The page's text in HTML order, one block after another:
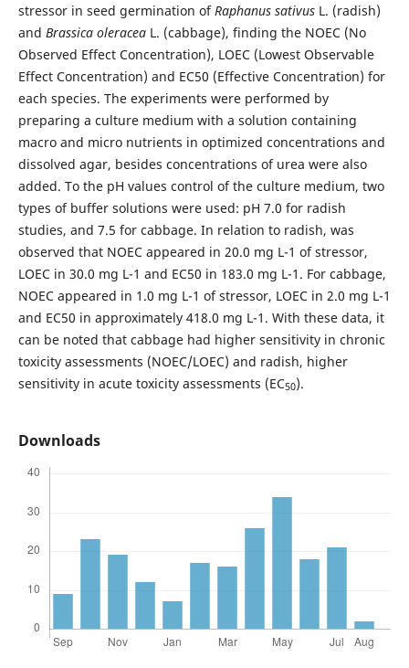
stressor in seed germination ofRaphanus sativus L. (radish)
and Brassica oleracea L. (cabbage), finding the NOEC (No
Observed Effect Concentration), LOEC (Lowest Observable
Effect Concentration) and EC50 (Effective Concentration) for
each species. The experiments were performed by
preparing a culture medium with a solution containing
macro and micro nutrients in optimized concentrations and
dissolved agar, besides concentrations of urea were also
added. To the pH values control of the culture medium, two
types of buffer solutions were used: pH 7.0 for radish
studies, and 7.5 for cabbage. In relation to radish, was
observed that NOEC appeared in 20.0 mg L-1 of stressor,
LOEC in 30.0 mg L-1 and EC50 in 183.0 mg L-1. For cabbage,
NOEC appeared in 1.0 mg L-1 of stressor, LOEC in 2.0 mg L-1
and EC50 in approximately 418.0 mg L-1. With these data, it
can be noted that cabbage had higher sensitivity in chronic
toxicity assessments (NOEC/LOEC) and radish, higher
sensitivity in acute toxicity assessments (EC50).
Downloads